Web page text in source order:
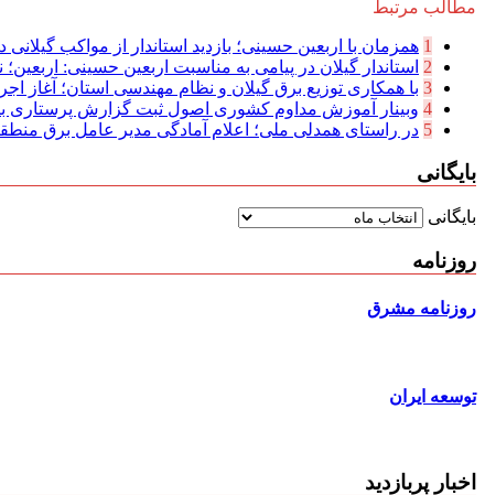
مطالب مرتبط
1 همزمان با اربعین حسینی؛ بازدید استاندار از مواکب گیلانی
2 استاندار گیلان در پیامی به مناسبت اربعین حسینی: اربعین؛
3 با همکاری توزیع برق گیلان و نظام مهندسی استان؛ آغاز
4 وبینار آموزش مداوم کشوری اصول ثبت گزارش پرستاری
5 در راستای همدلی ملی؛ اعلام آمادگی مدیر عامل برق
بایگانی
بایگانی
روزنامه
روزنامه مشرق
توسعه ایران
اخبار پربازدید